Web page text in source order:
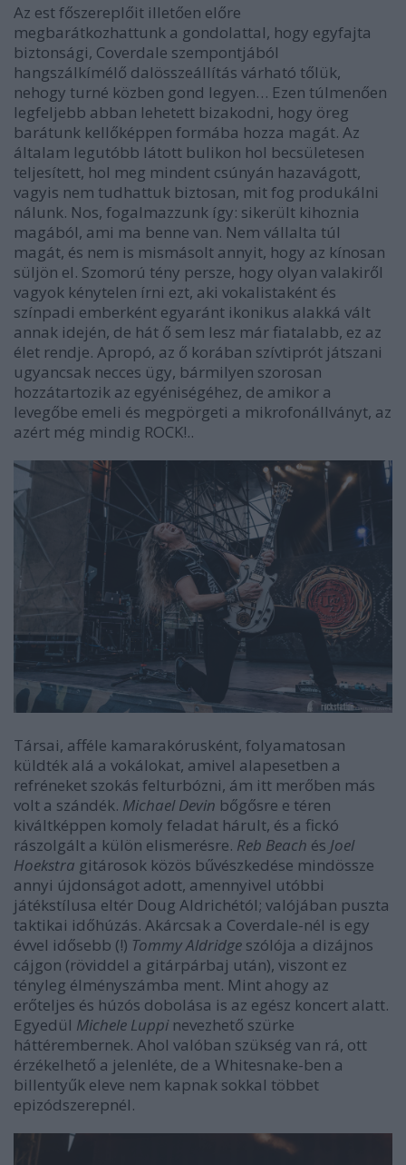
Az est főszereplőit illetően előre
megbarátkozhattunk a gondolattal, hogy egyfajta
biztonsági, Coverdale szempontjából
hangszálkímélő dalösszeállítás várható tőlük,
nehogy turné közben gond legyen… Ezen túlmenően
legfeljebb abban lehetett bizakodni, hogy öreg
barátunk kellőképpen formába hozza magát. Az
általam legutóbb látott bulikon hol becsületesen
teljesített, hol meg mindent csúnyán hazavágott,
vagyis nem tudhattuk biztosan, mit fog produkálni
nálunk. Nos, fogalmazzunk így: sikerült kihoznia
magából, ami ma benne van. Nem vállalta túl
magát, és nem is mismásolt annyit, hogy az kínosan
süljön el. Szomorú tény persze, hogy olyan valakiről
vagyok kénytelen írni ezt, aki vokalistaként és
színpadi emberként egyaránt ikonikus alakká vált
annak idején, de hát ő sem lesz már fiatalabb, ez az
élet rendje. Apropó, az ő korában szívtiprót játszani
ugyancsak necces ügy, bármilyen szorosan
hozzátartozik az egyéniségéhez, de amikor a
levegőbe emeli és megpörgeti a mikrofonállványt, az
azért még mindig ROCK!..
Társai, afféle kamarakórusként, folyamatosan
küldték alá a vokálokat, amivel alapesetben a
refréneket szokás felturbózni, ám itt merőben más
volt a szándék. Michael Devin bőgősre e téren
kiváltképpen komoly feladat hárult, és a fickó
rászolgált a külön elismerésre. Reb Beach és Joel
Hoekstra gitárosok közös bűvészkedése mindössze
annyi újdonságot adott, amennyivel utóbbi
játékstílusa eltér Doug Aldrichétól; valójában puszta
taktikai időhúzás. Akárcsak a Coverdale-nél is egy
évvel idősebb (!) Tommy Aldridge szólója a dizájnos
cájgon (röviddel a gitárpárbaj után), viszont ez
tényleg élményszámba ment. Mint ahogy az
erőteljes és húzós dobolása is az egész koncert alatt.
Egyedül Michele Luppi nevezhető szürke
háttérembernek. Ahol valóban szükség van rá, ott
érzékelhető a jelenléte, de a Whitesnake-ben a
billentyűk eleve nem kapnak sokkal többet
epizódszerepnél.